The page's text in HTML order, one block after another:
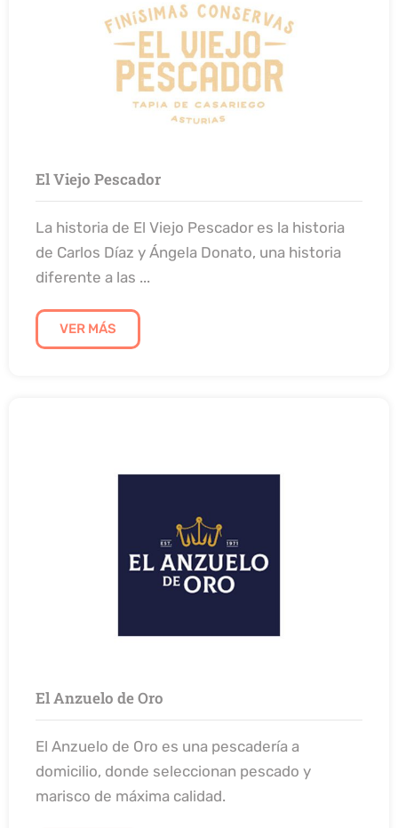
El Viejo Pescador
La historia de El Viejo Pescador es la historia
de Carlos Díaz y Ángela Donato, una historia
diferente a las ...
VER MÁS
El Anzuelo de Oro
El Anzuelo de Oro es una pescadería a
domicilio, donde seleccionan pescado y
marisco de máxima calidad.